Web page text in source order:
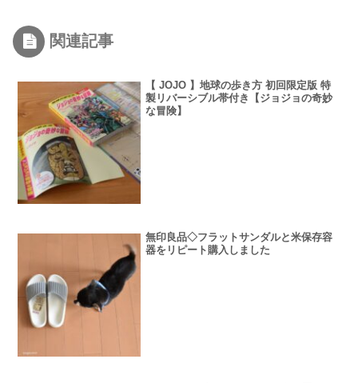
関連記事
【 JOJO 】地球の歩き方 初回限定版 特
製リバーシブル帯付き【ジョジョの奇妙
な冒険】
無印良品◇フラットサンダルと米保存容
器をリピート購入しました